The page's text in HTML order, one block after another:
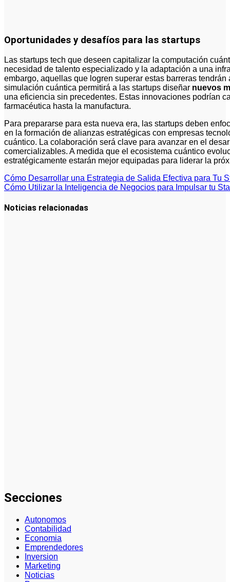
Oportunidades y desafíos para las startups
Las startups tech que deseen capitalizar la computación
necesidad de talento especializado y la adaptación a una
embargo, aquellas que logren superar estas barreras
simulación cuántica permitirá a las startups diseñar nuevos
una eficiencia sin precedentes. Estas innovaciones podrían
farmacéutica hasta la manufactura.
Para prepararse para esta nueva era, las startups deben
en la formación de alianzas estratégicas con empresas
cuántico. La colaboración será clave para avanzar en el
comercializables. A medida que el ecosistema cuántico
estratégicamente estarán mejor equipadas para liderar la
Navegación
de
entradas
Cómo Desarrollar una Estrategia de Salida Efectiva para Tu
Cómo Utilizar la Inteligencia de Negocios para Impulsar tu
Noticias relacionadas
Secciones
Autonomos
Contabilidad
Economia
Emprendedores
Inversion
Marketing
Noticias